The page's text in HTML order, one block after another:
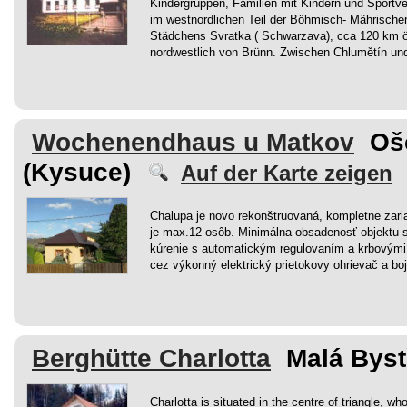
Kindergruppen, Familien mit Kindern und
im westnordlichen Teil der Böhmisch-
Städchens Svratka ( Schwarzava), cca 120 km
nordwestlich von Brünn. Zwischen Chlumětín
Wochenendhaus u Matkov
(Kysuce)
Auf der Karte zeigen
Chalupa je novo rekonštruovaná, kompletne
je max.12 osôb. Minimálna obsadenosť objektu
kúrenie s automatickým regulovaním a
cez výkonný elektrický prietokovy ohrievač a
Berghütte Charlotta Malá
Charlotta is situated in the centre of triangle,